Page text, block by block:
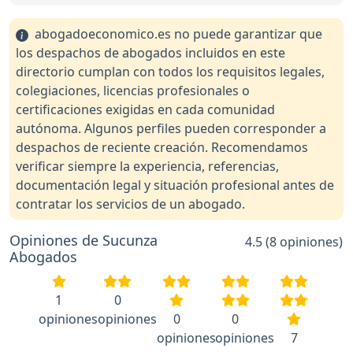
abogadoeconomico.es no puede garantizar que
los despachos de abogados incluidos en este
directorio cumplan con todos los requisitos legales,
colegiaciones, licencias profesionales o
certificaciones exigidas en cada comunidad
autónoma. Algunos perfiles pueden corresponder a
despachos de reciente creación. Recomendamos
verificar siempre la experiencia, referencias,
documentación legal y situación profesional antes de
contratar los servicios de un abogado.
Opiniones de Sucunza
Abogados
4.5 (8 opiniones)
1
opiniones
0
opiniones
0
opiniones
0
opiniones
7